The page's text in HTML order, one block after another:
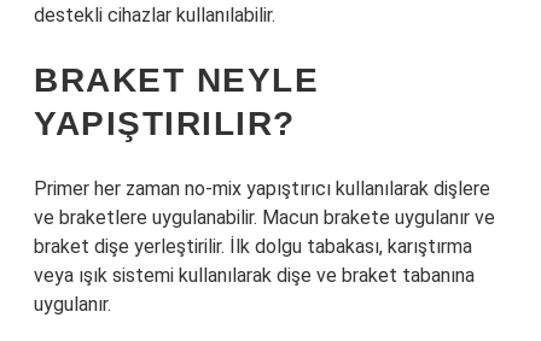
destekli cihazlar kullanılabilir.
BRAKET NEYLE
YAPIŞTIRILIR?
Primer her zaman no-mix yapıştırıcı kullanılarak dişlere
ve braketlere uygulanabilir. Macun brakete uygulanır ve
braket dişe yerleştirilir. İlk dolgu tabakası, karıştırma
veya ışık sistemi kullanılarak dişe ve braket tabanına
uygulanır.